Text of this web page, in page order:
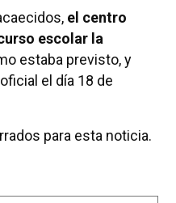
el centro
escolar la
estaba previsto, y
el día 18 de
para esta noticia.